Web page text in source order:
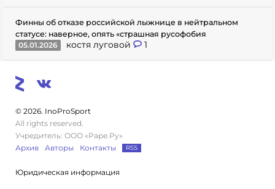
Финны об отказе российской лыжнице в нейтральном
статусе: наверное, опять «страшная русофобия
05.01.2026
костя луговой 1
© 2026. InoProSport
All rights reserved.
Учредитель: ООО «Раре.Ру»
Архив
Авторы Контакты RSS
Юридическая информация